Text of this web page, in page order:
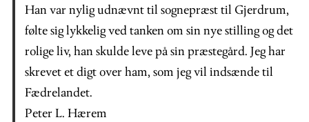
Han var nylig udnævnt til sognepræst til Gjerdrum,
følte sig lykkelig ved tanken om sin nye stilling og det
rolige liv, han skulde leve på sin præstegård. Jeg har
skrevet et digt over ham, som jeg vil indsænde til
Fædrelandet.
Peter L. Hærem